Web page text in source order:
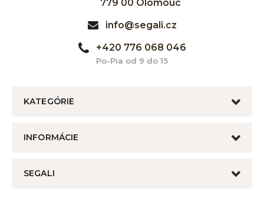
779 00 Olomouc
info@segali.cz
+420 776 068 046
Po-Pia od 9 do 15
KATEGÓRIE
INFORMÁCIE
SEGALI